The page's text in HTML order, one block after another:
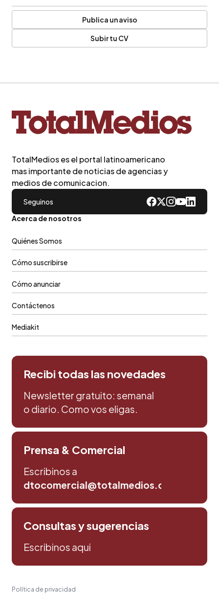
Publica un aviso
Subir tu CV
TotalMedios es el portal latinoamericano
mas importante de noticias de agencias y
medios de comunicacion.
Seguinos
Acerca de nosotros
Quiénes Somos
Cómo suscribirse
Cómo anunciar
Contáctenos
Mediakit
Recibi todas las novedades
Newsletter gratuito: semanal
o diario. Como vos eligas.
Prensa & Comercial
Escribinos a
dtocomercial@totalmedios.com
Consultas y sugerencias
Escribinos aqui
Política de privacidad